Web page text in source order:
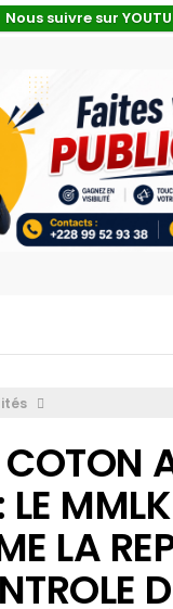
Nous suivre sur
COTON
MMLK
LA